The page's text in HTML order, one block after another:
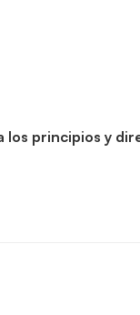
los principios y